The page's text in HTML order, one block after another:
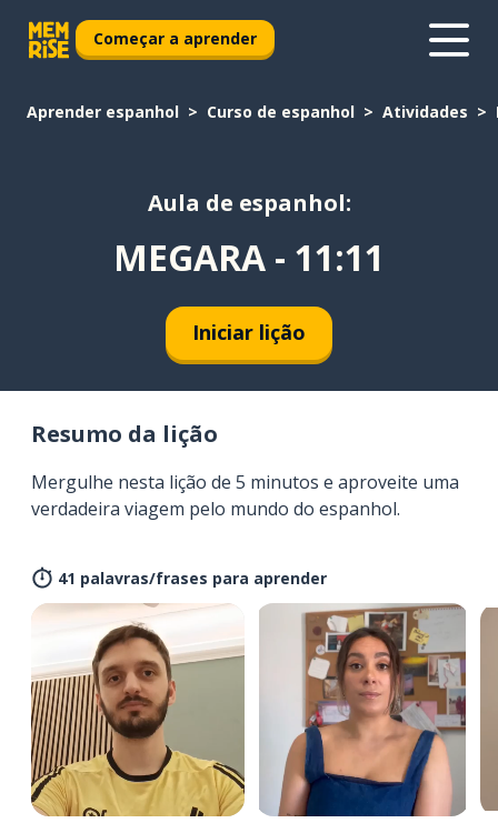
Começar a aprender
Aprender espanhol Curso de espanhol Atividades
Aula de espanhol:
MEGARA - 11:11
Iniciar lição
Resumo da lição
Mergulhe nesta lição de 5 minutos e aproveite uma
verdadeira viagem pelo mundo do espanhol.
41 palavras/frases para aprender